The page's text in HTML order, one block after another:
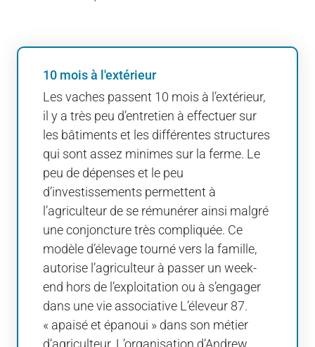
10 mois à l'extérieur
Les vaches passent 10 mois à l’extérieur,
il y a très peu d’entretien à effectuer sur
les bâtiments et les différentes structures
qui sont assez minimes sur la ferme. Le
peu de dépenses et le peu
d’investissements permettent à
l’agriculteur de se rémunérer ainsi malgré
une conjoncture très compliquée. Ce
modèle d’élevage tourné vers la famille,
autorise l’agriculteur à passer un week-
end hors de l’exploitation ou à s’engager
dans une vie associative L’éleveur 87.
« apaisé et épanoui » dans son métier
d’agriculteur. L’organisation d’Andrew